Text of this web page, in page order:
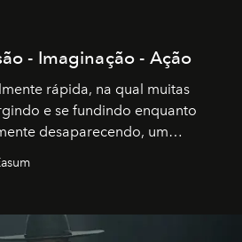
- Imaginação - Ação
rápida, na qual muitas
e se fundindo enquanto
desaparecendo, um
caminho para muitos
claro senso de missão na vida e